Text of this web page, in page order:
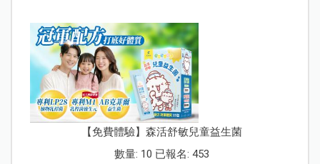
【免費體驗】森活舒敏兒童益生菌
數量: 10 已報名: 453